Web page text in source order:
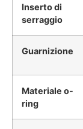
Inserto di
serraggio
Guarnizione
Materiale o-
ring